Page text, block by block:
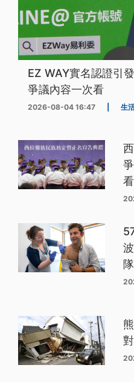
EZ WAY實名認證引
爭議內容一次看
2026-08-04 16:47 生
看